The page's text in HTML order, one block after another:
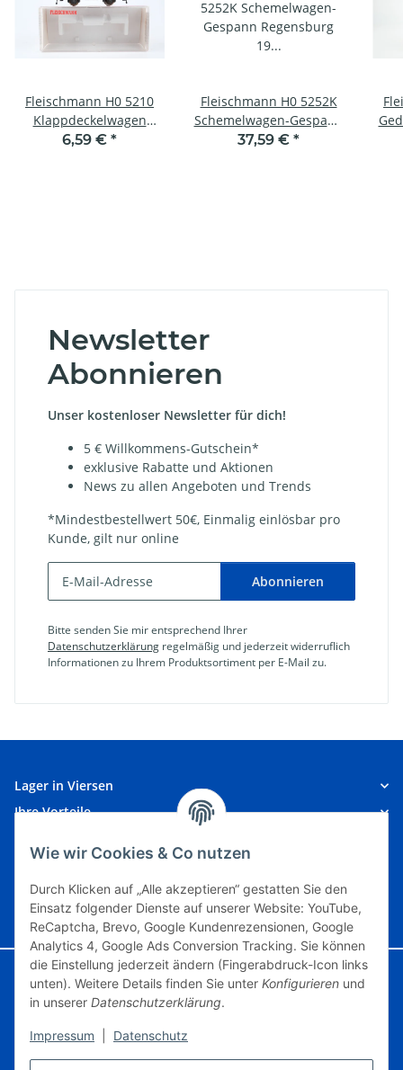
Wie wir Cookies & Co nutzen
Durch Klicken auf „Alle akzeptieren“ gestatten Sie den
Einsatz folgender Dienste auf unserer Website: YouTube,
ReCaptcha, Brevo, Google Kundenrezensionen, Google
Analytics 4, Google Ads Conversion Tracking. Sie können
die Einstellung jederzeit ändern (Fingerabdruck-Icon links
unten). Weitere Details finden Sie unter Konfigurieren und
in unserer Datenschutzerklärung.
Impressum Datenschutz
Fleischmann H0 5210
Klappdeckelwagen
Wuppertal 80 913 DRG
6,59 € *
Fleischmann H0 5252K
Schemelwagen-Gespann
Regensburg 19
37,59 € *
Newsletter
Abonnieren
Unser kostenloser Newsletter für dich!
5 € Willkommens-Gutschein*
exklusive Rabatte und Aktionen
News zu allen Angeboten und Trends
*Mindestbestellwert 50€, Einmalig einlösbar pro
Kunde, gilt nur online
Abonnieren
Bitte senden Sie mir entsprechend Ihrer
Datenschutzerklärung regelmäßig und jederzeit widerruflich
Informationen zu Ihrem Produktsortiment per E-Mail zu.
Lager in Viersen
Ihre Vorteile
Unsere Partner
Vertrag widerrufen
Google Analytics deaktivieren Status: Opt-Out-Cookie ist nicht gesetzt
(Tracking aktiv)